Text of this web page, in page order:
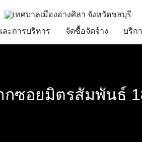
ะการบริหาร จัดซื้อจัดจ้าง บริก
ซอยมิตรสัมพันธ์